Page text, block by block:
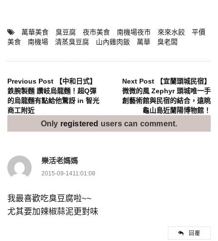
萬華美食 臭豆腐 夜市美食 南機場夜市 來來水餃
平價
美食
南機場 清蒸臭豆腐 山內雞肉飯 萬華 臭老闆
文
章
Previous Post 【中和日式】
鉄腕製麵 讚岐烏龍麵！超Q彈
的烏龍麵有點給他驚訝 in 智光
商工附近
Next Post 【宜蘭頭城民宿】
微微的風 Zephyr 頭城唯一手
創藝術館與民宿的結合，遠眺
龜山島近蘭陽博物館！
Only registered users can comment.
樂活老媽媽
2015-09-1411:01:08
我最喜歡吃臭豆腐啦~~
尤其要加辣椒蒜泥更對味
回覆